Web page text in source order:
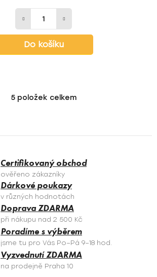
Do košíku
O
á
c
í
p
r
v
k
y
v
ý
p
5položek celkem
Certifikovaný obchod
ověřeno zákazníky
Dárkové poukazy
v různých hodnotách
Doprava ZDARMA
při nákupu nad 2 500 Kč
Poradíme s výběrem
jsme tu pro Vás Po–Pá 9–18 hod.
Vyzvednutí ZDARMA
na prodejně Praha 10